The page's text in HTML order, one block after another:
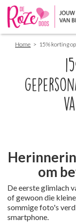
Breadcrumb
Home 15% korting
om
De eerste glimlach
of gewoon die
sommige foto's
smartphone.